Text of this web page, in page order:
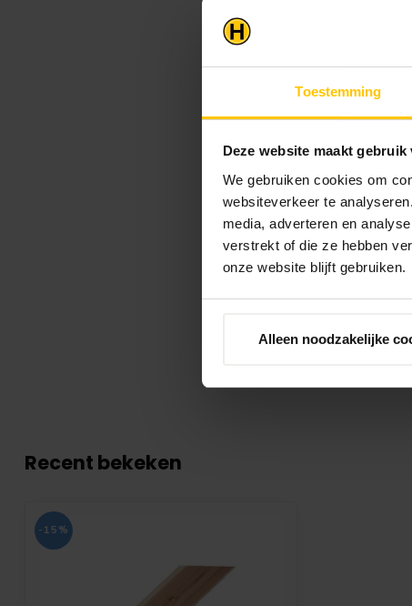
Toestemming
Deze website maakt gebruik
We gebruiken cookies om
websiteverkeer te
media, adverteren en
verstrekt of die ze hebben
onze website blijft gebruiken.
Alleen noodzakelijke
Recent bekeken
-15%